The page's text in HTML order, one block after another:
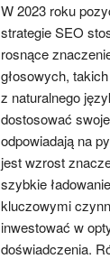
W 2023 roku
strategie SEO
rosnące
głosowych,
z naturalnego
dostosować
odpowiadają na
jest wzrost
szybkie
kluczowymi
inwestować w
doświadczenia.